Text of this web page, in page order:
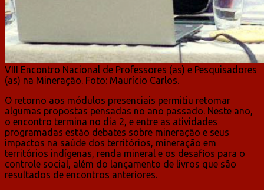
VIII Encontro Nacional de Professores (as) e Pesquisadores
(as) na Mineração. Foto: Maurício Carlos.
O retorno aos módulos presenciais permitiu retomar
algumas propostas pensadas no ano passado. Neste ano,
o encontro termina no dia 2, e entre as atividades
programadas estão debates sobre mineração e seus
impactos na saúde dos territórios, mineração em
territórios indígenas, renda mineral e os desafios para o
controle social, além do lançamento de livros que são
resultados de encontros anteriores.